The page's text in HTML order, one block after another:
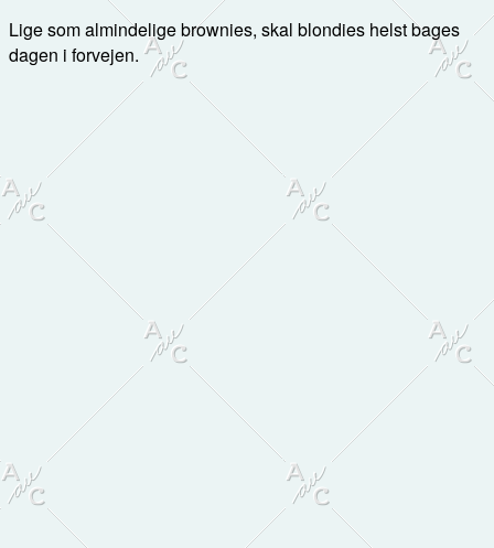
Lige som almindelige brownies, skal blondies helst bages
dagen i forvejen.